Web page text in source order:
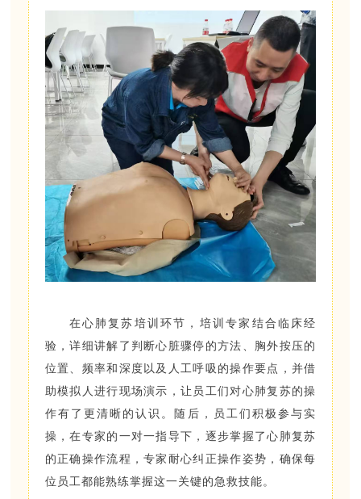
在心肺复苏培训环节，培训专家结合临床经
验，详细讲解了判断心脏骤停的方法、胸外按压的
位置、频率和深度以及人工呼吸的操作要点，并借
助模拟人进行现场演示，让员工们对心肺复苏的操
作有了更清晰的认识。随后，员工们积极参与实
操，在专家的一对一指导下，逐步掌握了心肺复苏
的正确操作流程，专家耐心纠正操作姿势，确保每
位员工都能熟练掌握这一关键的急救技能。